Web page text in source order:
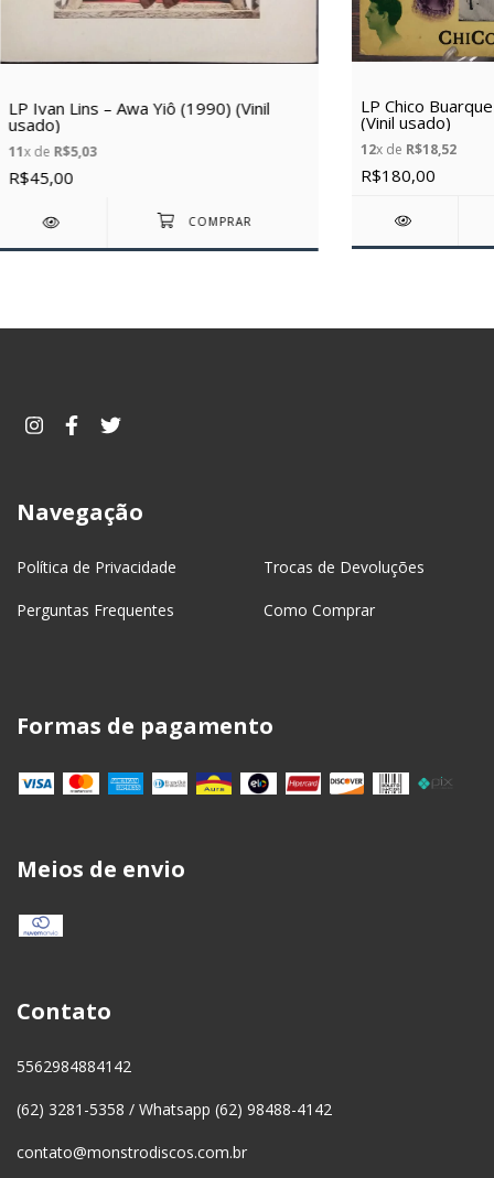
LP Ivan Lins – Awa Yiô (1990) (Vinil
usado)
11x de R$5,03
R$45,00
LP Chico
(Vinil usado)
12x de R$18,52
R$180,00
Navegação
Política de Privacidade Trocas de Devoluções
Perguntas Frequentes Como Comprar
Formas de pagamento
Meios de envio
Contato
5562984884142
(62) 3281-5358 / Whatsapp (62) 98488-4142
contato@monstrodiscos.com.br